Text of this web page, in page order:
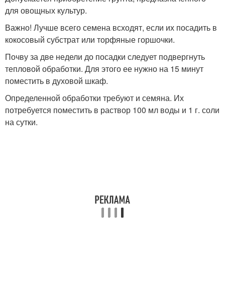
для овощных культур.
Важно! Лучше всего семена всходят, если их посадить в
кокосовый субстрат или торфяные горшочки.
Почву за две недели до посадки следует подвергнуть
тепловой обработки. Для этого ее нужно на 15 минут
поместить в духовой шкаф.
Определенной обработки требуют и семяна. Их
потребуется поместить в раствор 100 мл воды и 1 г. соли
на сутки.